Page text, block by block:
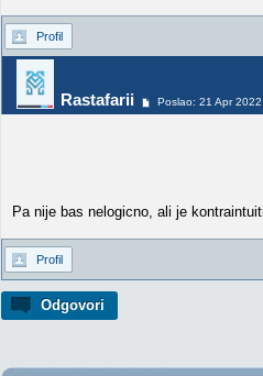
Odgovori
Profil
Rastafarii Poslao: 21 Apr
Pa nije bas nelogicno, ali je
Profil